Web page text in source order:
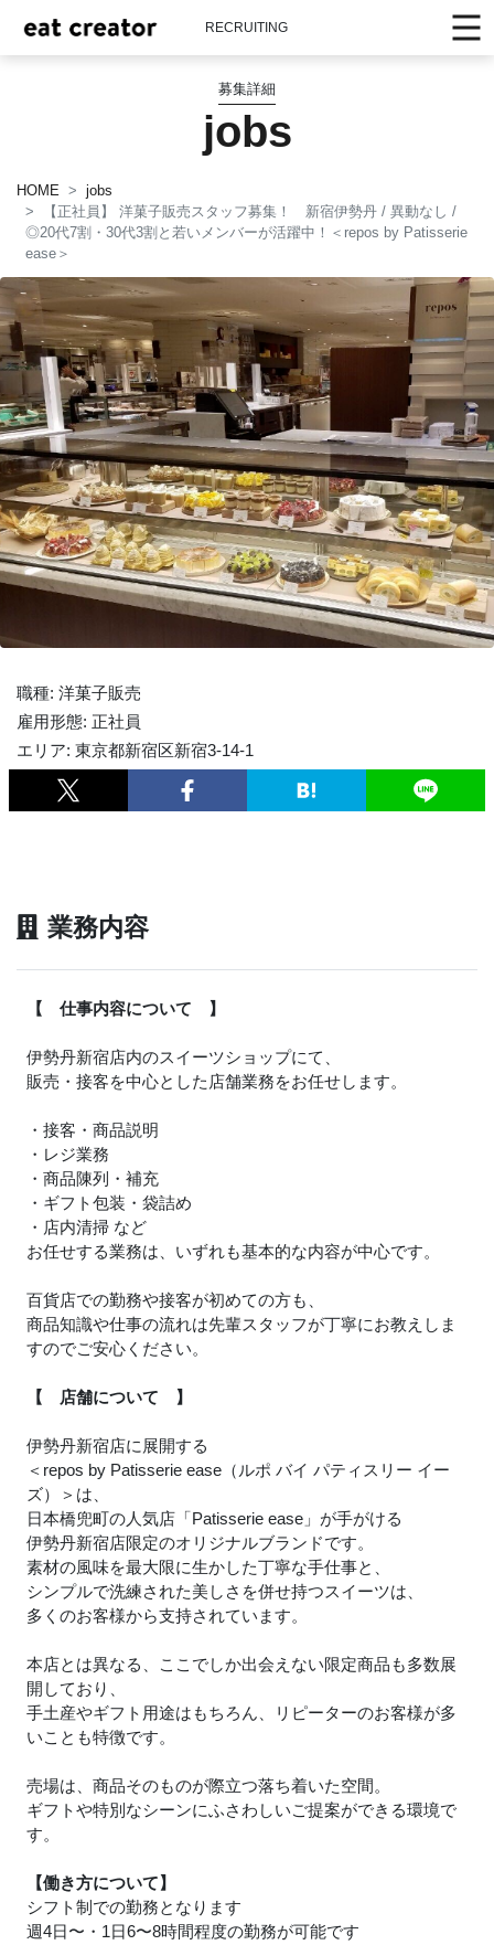
RECRUITING
募集詳細
jobs
HOME
jobs
【正社員】 洋菓子販売スタッフ募集！ 新宿伊勢丹 / 異動なし /
◎20代7割・30代3割と若いメンバーが活躍中！＜repos by Patisserie
ease＞
職種: 洋菓子販売
雇用形態: 正社員
エリア: 東京都新宿区新宿3-14-1
業務内容
【 仕事内容について 】
伊勢丹新宿店内のスイーツショップにて、
販売・接客を中心とした店舗業務をお任せします。
・接客・商品説明
・レジ業務
・商品陳列・補充
・ギフト包装・袋詰め
・店内清掃 など
お任せする業務は、いずれも基本的な内容が中心です。
百貨店での勤務や接客が初めての方も、
商品知識や仕事の流れは先輩スタッフが丁寧にお教えしま
すのでご安心ください。
【 店舗について 】
伊勢丹新宿店に展開する
＜repos by Patisserie ease（ルポ バイ パティスリー イー
ズ）＞は、
日本橋兜町の人気店「Patisserie ease」が手がける
伊勢丹新宿店限定のオリジナルブランドです。
素材の風味を最大限に生かした丁寧な手仕事と、
シンプルで洗練された美しさを併せ持つスイーツは、
多くのお客様から支持されています。
本店とは異なる、ここでしか出会えない限定商品も多数展
開しており、
手土産やギフト用途はもちろん、リピーターのお客様が多
いことも特徴です。
売場は、商品そのものが際立つ落ち着いた空間。
ギフトや特別なシーンにふさわしいご提案ができる環境で
す。
【働き方について】
シフト制での勤務となります
週4日〜・1日6〜8時間程度の勤務が可能です